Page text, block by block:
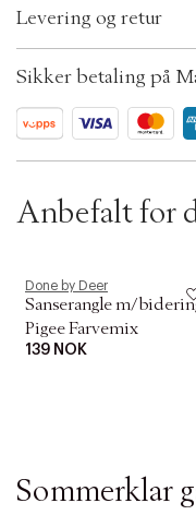
oKids Size: 11 x 9,5 c
Ax numbers: 06682332
ID: BIJM28-00BR
Levering og retur
Sikker betaling på
Anbefalt for
Done by Deer
Sanserangle m/
Pigee Farvemix
139 NOK
Sommerklar